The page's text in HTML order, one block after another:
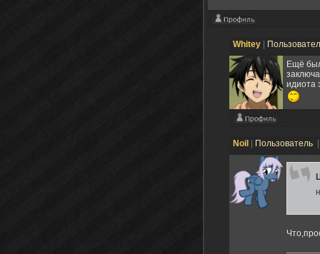
Whitey
Ещё
идиота
Noil Пользователь